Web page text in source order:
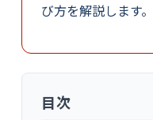
び方を解説します。
目次